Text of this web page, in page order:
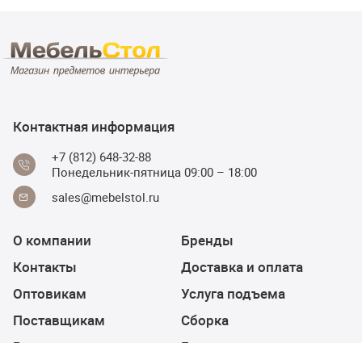
Контактная информация
+7 (812) 648-32-88
Понедельник-пятница 09:00 – 18:00
sales@mebelstol.ru
О компании
Контакты
Оптовикам
Поставщикам
Бренды
Доставка и оплата
Услуга подъема
Сборка